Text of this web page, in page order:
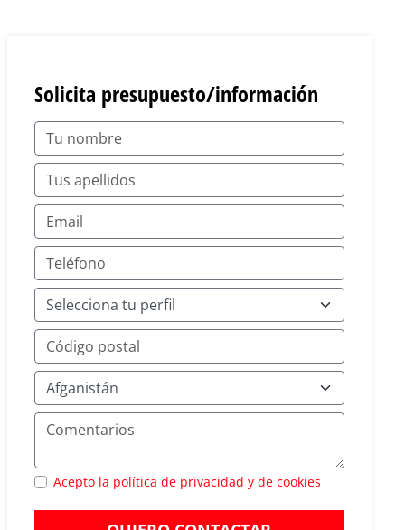
Solicita presupuesto/información
Acepto la política de privacidad y de cookies